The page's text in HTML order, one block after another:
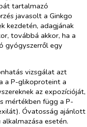
t tartalmazó
javasolt a Ginkgo
kezdetén, adagjának
továbbá akkor, ha a
gyógyszerről egy
vizsgálat azt
a P-glikoproteint a
az expozícióját,
mértékben függ a P-
Óvatosság ajánlott
esetén.